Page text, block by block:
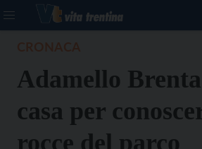
Adamello
casa per
rocce del parco